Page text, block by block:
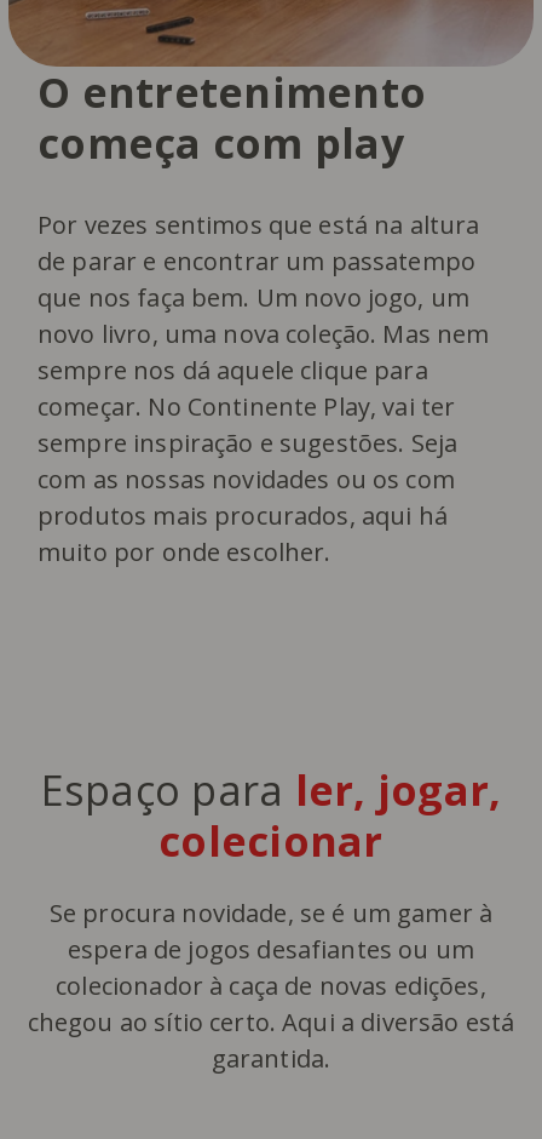
O entretenimento
começa com play
Por vezes sentimos que está na altura
de parar e encontrar um passatempo
que nos faça bem. Um novo jogo, um
novo livro, uma nova coleção. Mas nem
sempre nos dá aquele clique para
começar. No Continente Play, vai ter
sempre inspiração e sugestões. Seja
com as nossas novidades ou os com
produtos mais procurados, aqui há
muito por onde escolher.
Espaço para ler, jogar,
colecionar
Se procura novidade, se é um gamer à
espera de jogos desafiantes ou um
colecionador à caça de novas edições,
chegou ao sítio certo. Aqui a diversão está
garantida.